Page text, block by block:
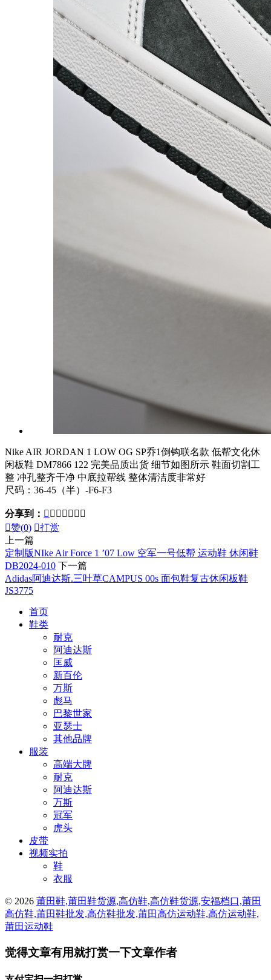
Nike AIR JORDAN 1 LOW OG SP乔1倒钩联名款 低帮文化休
闲板鞋 DM7866 122 完美品质出货 细节如图所示 鞋面切割工
整 冲孔整齐干净 中底拉帮线 整体清洁度非常好
尺码：36-45（半）-F6-F3
分享到：       
赞(0) 打赏
上一篇
定制版NIke Air Force 1 ’07 Low 空军一号低帮 运动鞋 休闲鞋
DB2024-010 下一篇
Adidas阿迪达斯.三叶草CAMPUS 00s 面包鞋复古休闲板鞋
JS3775
首页
鞋类
耐克
阿迪达斯
匡威
新百伦
万斯
彪马
巴黎世家
亚瑟士
其他品牌
服装
高端大牌
耐克
阿迪达斯
万斯
冠军
虎头
皮带
视频实拍
鞋
衣服
© 2026 莆田鞋,莆田鞋货源,高仿鞋,高仿鞋货源,安福档口,莆田
高仿鞋,莆田鞋批发,高仿鞋批发,莆田高仿运动鞋,高仿运动鞋,
莆田运动鞋
觉得文章有用就打赏一下文章作者